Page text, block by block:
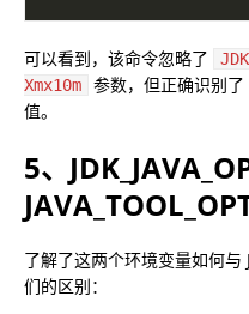
可以看到，该命令忽略了
Xmx10m
参数，但正确识别了
值。
5、
了解了这两个环境变量如何与
们的区别：